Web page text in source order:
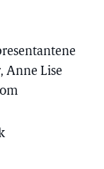
Anne Lise